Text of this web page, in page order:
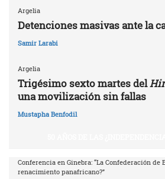
Argelia
Detenciones masivas ante la
Samir Larabi
Argelia
Trigésimo sexto martes del
una movilización sin fallas
Mustapha Benfodil
Conferencia en Ginebra: “La Confederación de
renacimiento panafricano?”